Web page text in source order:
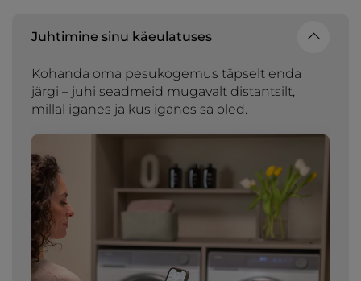
Juhtimine sinu käeulatuses
Kohanda oma pesukogemus täpselt enda
järgi – juhi seadmeid mugavalt distantsilt,
millal iganes ja kus iganes sa oled.